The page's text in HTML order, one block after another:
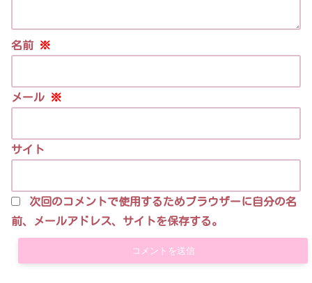
名前 ※
メール ※
サイト
次回のコメントで使用するためブラウザーに自分の名
前、メールアドレス、サイトを保存する。